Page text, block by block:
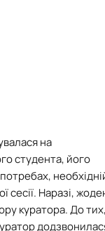
на
студента, його
сесії. Наразі,
куратора. До